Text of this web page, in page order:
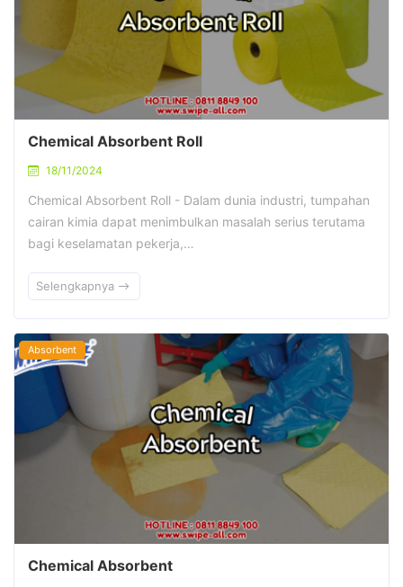
Chemical Absorbent Roll
18/11/2024
Chemical Absorbent Roll - Dalam dunia industri, tumpahan
cairan kimia dapat menimbulkan masalah serius terutama
bagi keselamatan pekerja,…
Selengkapnya
Absorbent
Chemical Absorbent